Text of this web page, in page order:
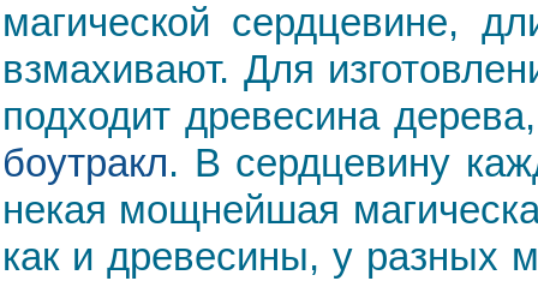
магической сердцевине,
взмахивают. Для
подходит древесина
боутракл. В сердцевину
некая мощнейшая
как и древесины, у разных